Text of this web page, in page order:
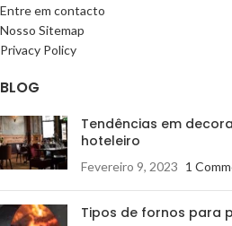
Entre em contacto
Nosso Sitemap
Privacy Policy
BLOG
Tendências em
hoteleiro
Fevereiro 9, 2023 1
Tipos de fornos para